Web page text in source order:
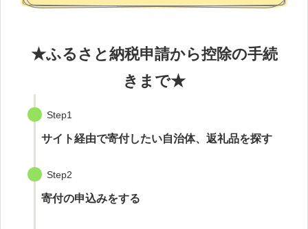
★ふるさと納税申請から控除の手続
きまで★
Step1
サイト経由で寄付したい自治体、返礼品を探す
Step2
寄付の申込みをする